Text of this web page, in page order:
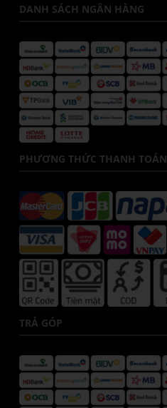
DANH SÁCH NGÂN HÀNG
PHƯƠNG THỨC THANH TOÁN
TRẢ GÓP